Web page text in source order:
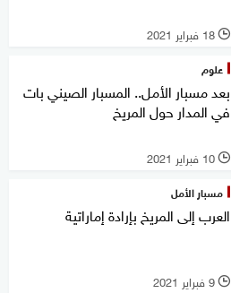
l 18 فبراير 2021
علوم
بعد مسبار الأمل.. المسبار الصيني بات
في المدار حول المريخ
l 10 فبراير 2021
مسبار الأمل
العرب إلى المريخ بإرادة إماراتية
l 9 فبراير 2021